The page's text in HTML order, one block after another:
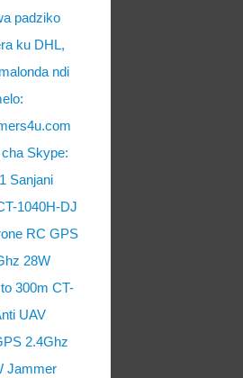
padziko
ku DHL,
ndi
Skype:
Sanjani
1040H-DJ
RC GPS
28W
300m CT-
UAV
2.4Ghz
Jammer